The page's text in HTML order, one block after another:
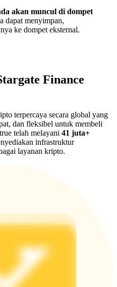
pool
USDT
10% APR
Rewards
akan muncul di dompet
dapat menyimpan,
ke dompet eksternal.
Finance
terpercaya secara global yang
dan fleksibel untuk membeli
telah melayani 41 juta+
infrastruktur
layanan kripto.